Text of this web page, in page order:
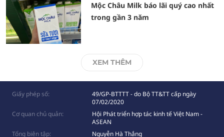
Mộc Châu Milk báo lãi quý cao nhất
trong gần 3 năm
XEM THÊM
Giấy phép số:
49/GP-BTTTT - do Bộ TT&TT cấp ngày
07/02/2020
Cơ quan chủ quản:
Hội Phát triển hợp tác kinh tế Việt Nam -
ASEAN
Tổng biên tập:
Nguyễn Hà Thắng